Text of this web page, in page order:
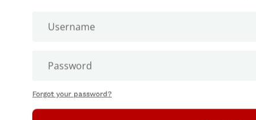
Manuālā testēšana apraksta cilvēka vadītus
Forgot your password?